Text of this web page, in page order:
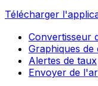
Télécharger
Convertisseur
Graphiques de
Alertes de taux
Envoyer de